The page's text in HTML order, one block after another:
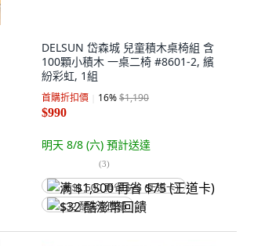
DELSUN 岱森城 兒童積木桌椅組 含
100顆小積木 一桌二椅 #8601-2, 繽
紛彩虹, 1組
首購折扣價 16%$1,190
$990
明天 8/8 (六) 預計送達
(3)
满 $1,500 再省 $75 (王道卡)
$32 酷澎幣回饋